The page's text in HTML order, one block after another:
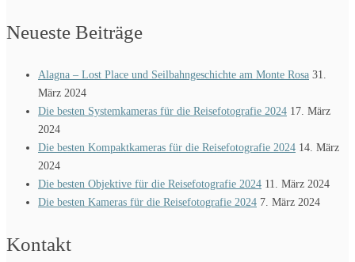
Neueste Beiträge
Alagna – Lost Place und Seilbahngeschichte am Monte Rosa 31.
März 2024
Die besten Systemkameras für die Reisefotografie 2024 17. März
2024
Die besten Kompaktkameras für die Reisefotografie 2024 14. März
2024
Die besten Objektive für die Reisefotografie 2024 11. März 2024
Die besten Kameras für die Reisefotografie 2024 7. März 2024
Kontakt